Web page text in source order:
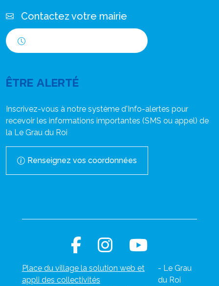
Contactez votre mairie
ÊTRE ALERTÉ
Inscrivez-vous à notre système d'Info-alertes pour
recevoir les informations importantes (SMS ou appel) de
la Le Grau du Roi
Renseignez vos coordonnées
Place du village la solution web et
appli des collectivités
- Le Grau
du Roi